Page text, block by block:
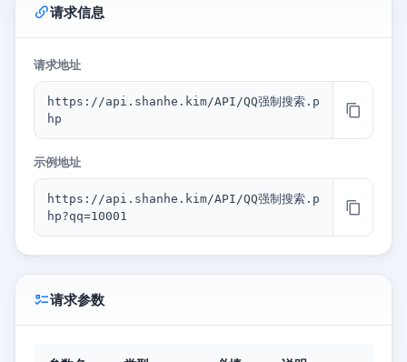
请求信息
请求地址
https://api.shanhe.kim/API/QQ强制搜索.p
hp
示例地址
https://api.shanhe.kim/API/QQ强制搜索.p
hp?qq=10001
请求参数